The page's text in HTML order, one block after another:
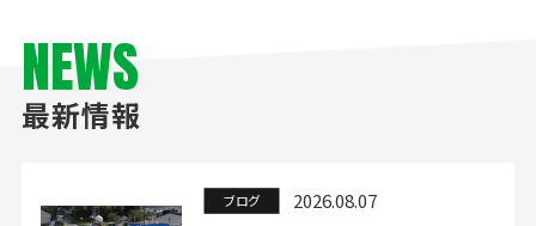
NEWS
最新情報
ブログ 2026.08.07